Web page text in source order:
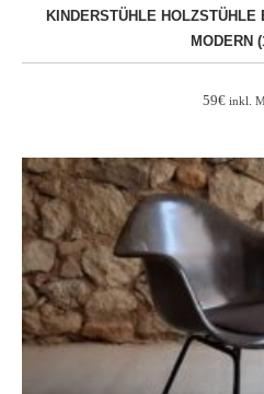
KINDERSTÜHLE HOLZSTÜHLE
MODERN
59€ inkl.